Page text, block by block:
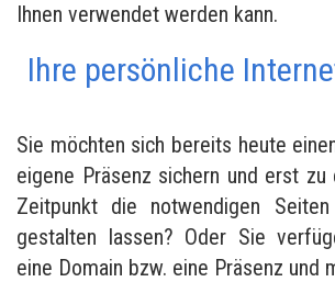
Ihnen verwendet werden kann.
Ihre persönliche
Sie möchten sich bereits heute
eigene Präsenz sichern und erst
Zeitpunkt die notwendigen
gestalten lassen? Oder Sie
eine Domain bzw. eine Präsenz und